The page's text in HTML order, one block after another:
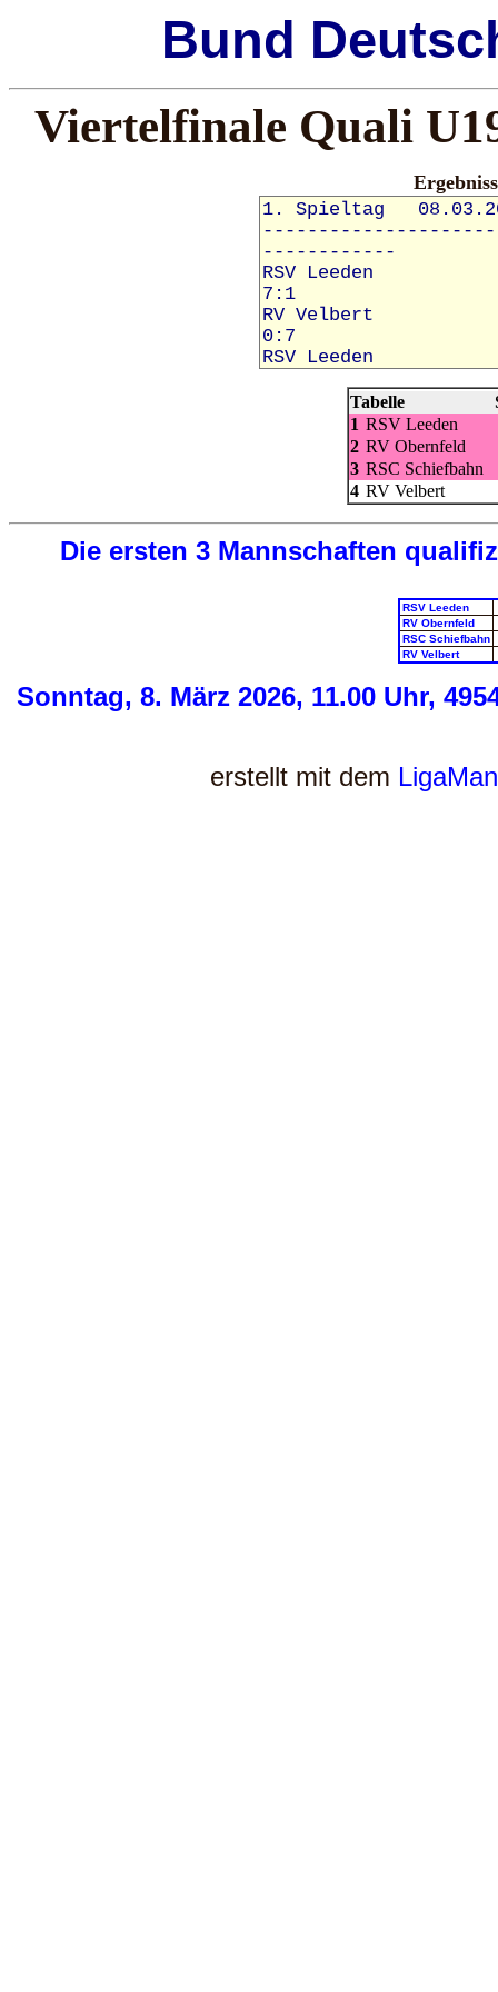
Bund
Viertelfinale Quali
Tabelle
1 RSV Leeden
2 RV Obernfeld
3 RSC Schiefbahn
4 RV Velbert
Die ersten 3 Mannschaften
RSV Leeden
RV Obernfeld
RSC Schiefbahn
RV Velbert
Sonntag, 8. März 2026, 11.00 Uhr,
erstellt mit dem